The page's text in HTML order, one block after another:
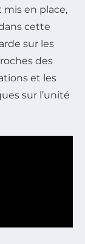
en place,
cette
sur les
des
et les
sur l’unité